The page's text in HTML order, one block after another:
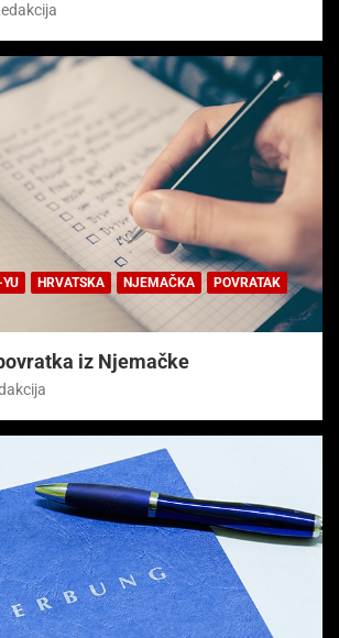
YU HRVATSKA NJEMAČKA
POVRATAK
iz Njemačke